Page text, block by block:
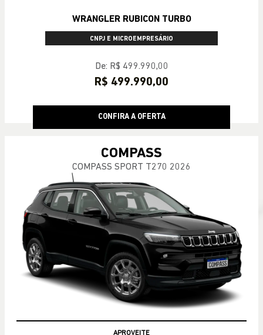
WRANGLER RUBICON TURBO
CNPJ E MICROEMPRESÁRIO
De: R$ 499.990,00
R$ 499.990,00
CONFIRA A OFERTA
COMPASS
COMPASS SPORT T270 2026
APROVEITE